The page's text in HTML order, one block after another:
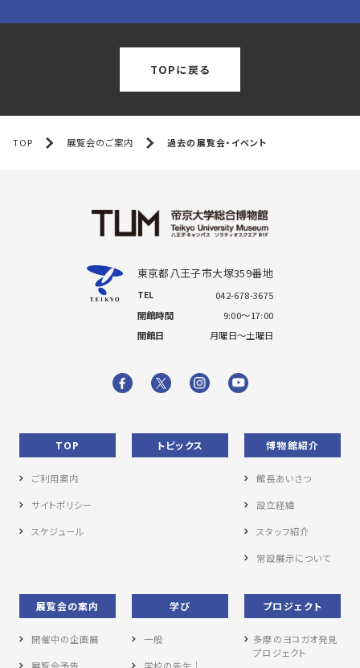
TOPに戻る
TOP 展覧会のご案内 過去の展覧会・イベント
TOP
ご利用案内
サイトポリシー
スケジュール
トピックス 博物館紹介
館長あいさつ
設立経緯
スタッフ紹介
常設展示について
展覧会の案内
開催中の企画展
展覧会予告
学び
一般
学校の先生｜
プロジェクト
多摩のヨコガオ発見
プロジェクト
東京都八王子市大塚359番地
TEL
042-678-3675
開館時間
9:00～17:00
開館日
月曜日～土曜日